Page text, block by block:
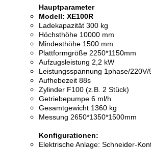
Hauptparameter
Modell: XE100R
Ladekapazität 300 kg
Höchsthöhe 10000 mm
Mindesthöhe 1500 mm
Plattformgröße 2250*1150mm
Aufzugsleistung 2,2 kW
Leistungsspannung 1phase/220V/
Aufhebezeit 88s
Zylinder F100 (z.B. 2 Stück)
Getriebepumpe 6 ml/h
Gesamtgewicht 1360 kg
Messung 2650*1350*1500mm
Konfigurationen:
Elektrische Anlage: Schneider-